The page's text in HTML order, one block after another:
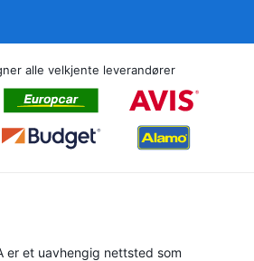
alle velkjente leverandører
er et uavhengig nettsted som